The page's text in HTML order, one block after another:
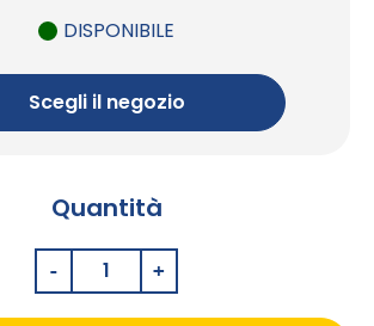
DISPONIBILE
Scegli il negozio
Quantità